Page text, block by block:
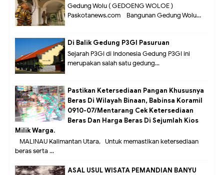
Gedung Wolu ( GEDOENG WOLOE )
Paskotanews.com - Bangunan Gedung Wolu...
Di Balik Gedung P3GI Pasuruan
Sejarah P3GI di Indonesia Gedung P3GI ini
merupakan salah satu gedung...
Pastikan Ketersediaan Pangan Khususnya
Beras Di Wilayah Binaan, Babinsa Koramil
0910-07/Mentarang Cek Ketersediaan
Beras Dan Harga Beras Di Sejumlah Kios
Milik Warga.
MALINAU Kalimantan Utara,- Untuk memastikan ketersediaan
beras serta ...
ASAL USUL WISATA PEMANDIAN BANYU